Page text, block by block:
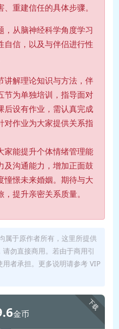
重建信任的具体步骤。
，从脑神经科学角度学习
自信，以及与伴侣进行性
讲解理论知识与方法，伴
节为单独培训，指导面对
后设有作业，需认真完成
对作业为大家提供关系指
家能提升个体情绪管理能
及沟通能力，增加正面鼓
憧憬未来婚姻。期待与大
提升亲密关系质量。
属于原作者所有，这里所提供
勿直接商用。若由于商用引
者承担。更多说明请参考 VIP
下载
金币